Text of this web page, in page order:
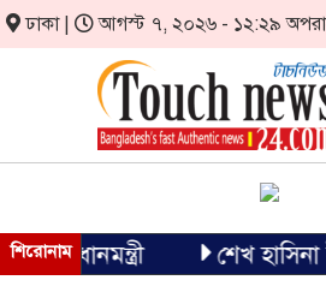
ঢাকা | আগস্ট ৭, ২০২৬ - ১২:২৯
শিরোনাম শেখ হাসিনা